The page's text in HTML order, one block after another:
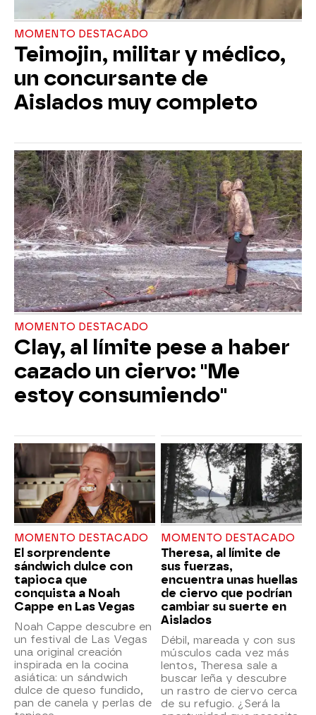
MOMENTO DESTACADO
Teimojin, militar y médico,
un concursante de
Aislados muy completo
MOMENTO DESTACADO
Clay, al límite pese a haber
cazado un ciervo: "Me
estoy consumiendo"
MOMENTO DESTACADO
El sorprendente
sándwich dulce con
tapioca que
conquista a Noah
Cappe en Las Vegas
Noah Cappe descubre en
un festival de Las Vegas
una original creación
inspirada en la cocina
asiática: un sándwich
dulce de queso fundido,
pan de canela y perlas de
MOMENTO DESTACADO
Theresa, al límite de
sus fuerzas,
encuentra unas huellas
de ciervo que podrían
cambiar su suerte en
Aislados
Débil, mareada y con sus
músculos cada vez más
lentos, Theresa sale a
buscar leña y descubre
un rastro de ciervo cerca
de su refugio. ¿Será la